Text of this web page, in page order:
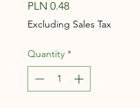
PLN 0.48Price
Excluding Sales Tax
Quantity *